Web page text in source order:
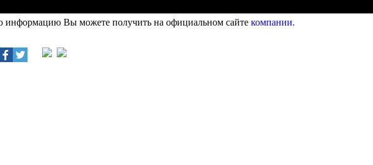
информацию Вы можете получить на официальном сайте компании.